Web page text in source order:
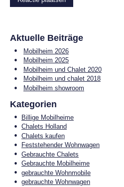
Aktuelle Beiträge
Mobilheim 2026
Mobilheim 2025
Mobilheim und Chalet 2020
Mobilheim und chalet 2018
Mobilheim showroom
Kategorien
Billige Mobilheime
Chalets Holland
Chalets kaufen
Feststehender Wohnwagen
Gebrauchte Chalets
Gebrauchte Mobilheime
gebrauchte Wohnmobile
gebrauchte Wohnwagen